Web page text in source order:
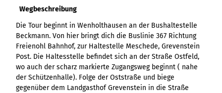
Wegbeschreibung
Die Tour beginnt in Wenholthausen an der Bushaltestelle
Beckmann. Von hier bringt dich die Buslinie 367 Richtung
Freienohl Bahnhof, zur Haltestelle Meschede, Grevenstein
Post. Die Haltesstelle befindet sich an der Straße Ostfeld,
wo auch der scharz markierte Zugangsweg beginnt ( nahe
der Schützenhalle). Folge der Oststraße und biege
gegenüber dem Landgasthof Grevenstein in die Straße